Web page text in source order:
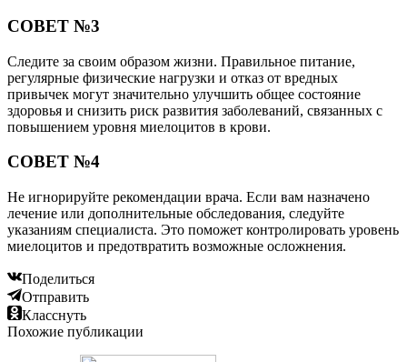
СОВЕТ №3
Следите за своим образом жизни. Правильное питание,
регулярные физические нагрузки и отказ от вредных
привычек могут значительно улучшить общее состояние
здоровья и снизить риск развития заболеваний, связанных с
повышением уровня миелоцитов в крови.
СОВЕТ №4
Не игнорируйте рекомендации врача. Если вам назначено
лечение или дополнительные обследования, следуйте
указаниям специалиста. Это поможет контролировать уровень
миелоцитов и предотвратить возможные осложнения.
Поделиться
Отправить
Класснуть
Похожие публикации